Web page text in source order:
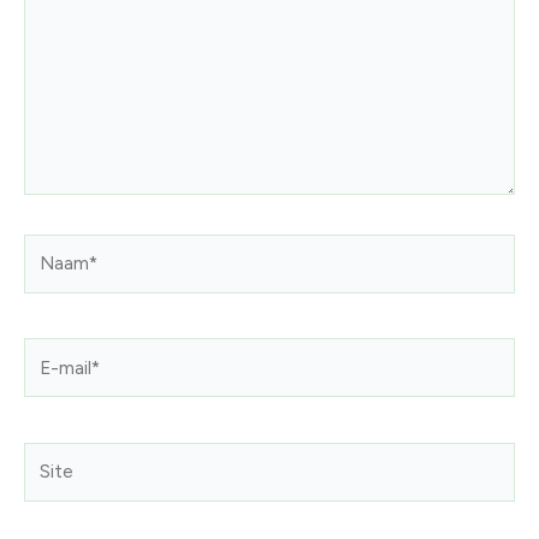
mail*